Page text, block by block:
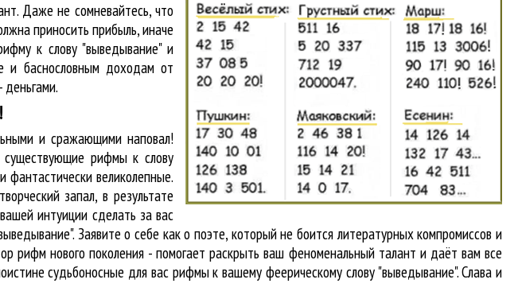
Даже не сомневайтесь, что
приносить прибыль, иначе
к слову "выведывание" и
и баснословным доходам от
и сражающими наповал!
существующие рифмы к слову
великолепные.
запал, в результате
интуиции сделать за вас
Заявите о себе как о поэте, который не боится литературных компромиссов и
нового поколения - помогает раскрыть ваш феноменальный талант и даёт вам все
судьбоносные для вас рифмы к вашему феерическому слову "выведывание". Слава и